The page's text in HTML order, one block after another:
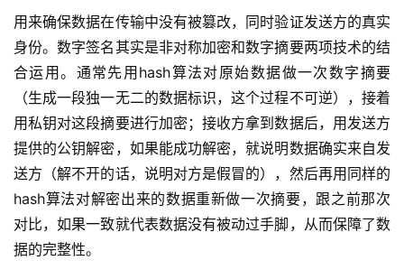
用来确保数据在传输中没有被篡改，同时验证发送方的真实
身份。数字签名其实是非对称加密和数字摘要两项技术的结
合运用。通常先用hash算法对原始数据做一次数字摘要
（生成一段独一无二的数据标识，这个过程不可逆），接着
用私钥对这段摘要进行加密；接收方拿到数据后，用发送方
提供的公钥解密，如果能成功解密，就说明数据确实来自发
送方（解不开的话，说明对方是假冒的），然后再用同样的
hash算法对解密出来的数据重新做一次摘要，跟之前那次
对比，如果一致就代表数据没有被动过手脚，从而保障了数
据的完整性。